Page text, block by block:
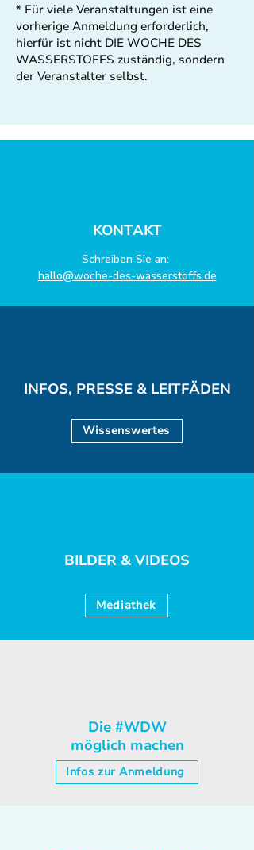
* Für viele Veranstaltungen ist eine
vorherige Anmeldung erforderlich,
hierfür ist nicht DIE WOCHE DES
WASSERSTOFFS zuständig, sondern
der Veranstalter selbst.
KONTAKT
Schreiben Sie an:
hallo@woche-des-wasserstoffs.de
INFOS, PRESSE & LEITFÄDEN
Wissenswertes
BILDER & VIDEOS
Mediathek
Die #WDW
möglich machen
Infos zur Anmeldung